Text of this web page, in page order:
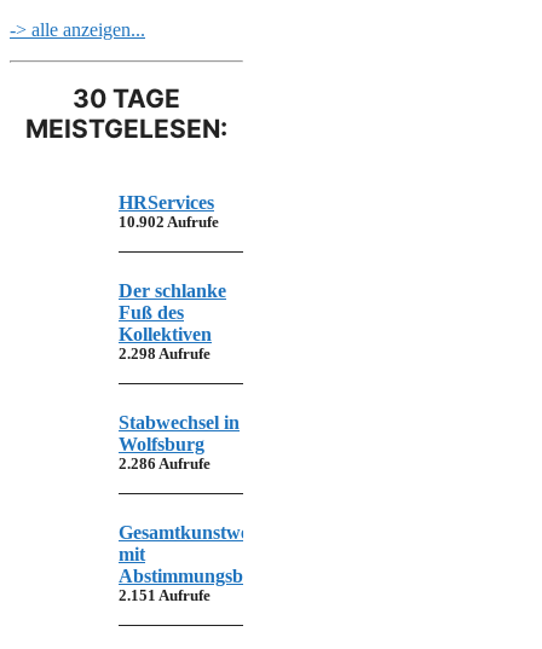
-> alle anzeigen...
30 TAGE
MEISTGELESEN:
HRServices
10.902 Aufrufe
Der schlanke
Fuß des
Kollektiven
2.298 Aufrufe
Stabwechsel in
Wolfsburg
2.286 Aufrufe
Gesamtkunstwerk
mit
Abstimmungsbedarf
2.151 Aufrufe